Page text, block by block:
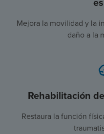
Mejora la movilidad y la
daño a la
Rehabilitación
Restaura la función